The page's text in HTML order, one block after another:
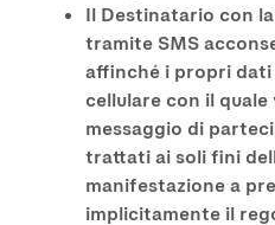
Il Destinatario con
tramite SMS
affinché i propri
cellulare con il
messaggio di
trattati ai soli fini
manifestazione a
implicitamente il